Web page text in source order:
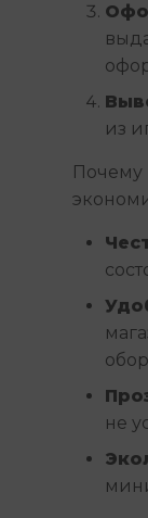
из
не